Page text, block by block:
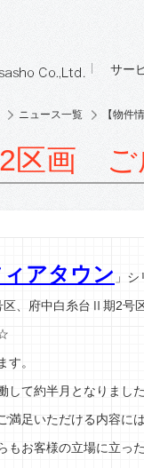
サー
ニュース一覧 【物件
2区画 ご
アタウン 」シ
区、府中白糸台Ⅱ期2号
す。
して約半月となりました
満足いただける内容には
もお客様の立場に立った